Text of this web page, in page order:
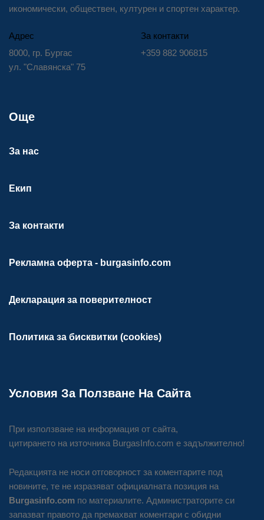
икономически, обществен, културен и спортен характер.
Адрес
8000, гр. Бургас
ул. "Славянска" 75
За контакти
+359 882 906815
Още
За нас
Екип
За контакти
Рекламна оферта - burgasinfo.com
Декларация за поверителност
Политика за бисквитки (cookies)
Условия За Ползване На Сайта
При използване на информация от сайта,
цитирането на източника BurgasInfo.com е задължително!
Редакцията не носи отговорност за коментарите под
новините, те не изразяват официалната позиция на
Burgasinfo.com по материалите. Администраторите си
запазват правото да премахват коментари с обидни